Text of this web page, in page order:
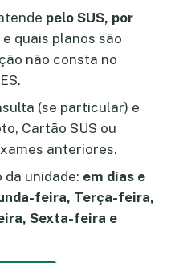
pelo SUS, por
e quais planos são
não consta no
(se particular) e
Cartão SUS ou
anteriores.
unidade: em dias e
feira, Terça-feira,
Sexta-feira e